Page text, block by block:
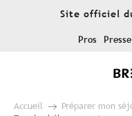
Site officiel
Pros Presse
Accueil Préparer mon